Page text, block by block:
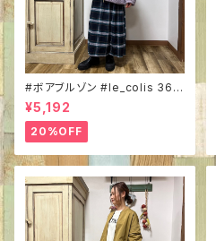
#ボアブルゾン #le_colis 367
6207 #Vネック #シープボア #
もこもこアウター
¥5,192
20%OFF